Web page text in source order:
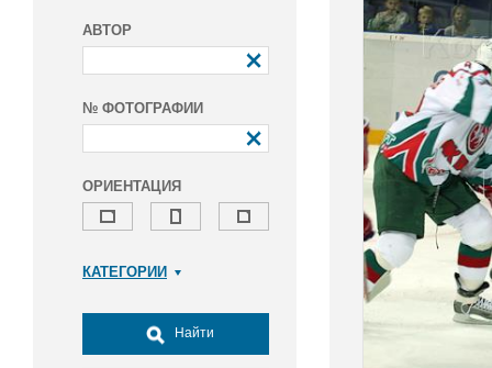
АВТОР
№ ФОТОГРАФИИ
ОРИЕНТАЦИЯ
КАТЕГОРИИ
Досуг, туризм и отдых
Культура
Найти